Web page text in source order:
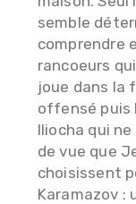
semble
comprendre
rancoeurs
joue dans la
offensé puis
Iliocha qui
de vue que
choisissent
Karamazov :